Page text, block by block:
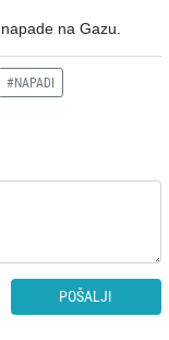
na Gazu.
#NAPADI
POŠALJI